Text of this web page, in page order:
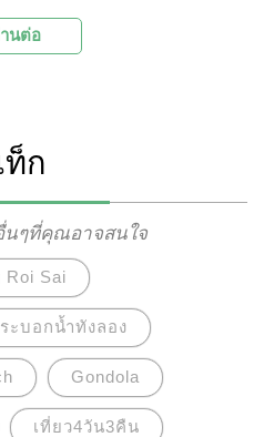
ศ คือ สาธารณรัฐ
ลวงคือ เบลฟาสต์ (Belfast)
วเกาะไอร์แลนด์ นอกจาก
ละธรรมชาติที่งดงามแล้ว
ยภาพยนตร์หรือซีรีย์ที่มีชื่อ
หรือ Game of Thrones
นต่อ
ก
นๆที่คุณอาจสนใจ
Roi Sai
ะบอกน้ำทังลอง
Gondola
เที่ยว4วัน3คืน